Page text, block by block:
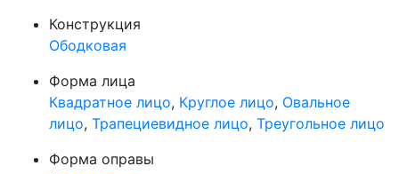
Конструкция
Ободковая
Форма лица
Квадратное лицо, Круглое лицо, Овальное
лицо, Трапециевидное лицо, Треугольное лицо
Форма оправы